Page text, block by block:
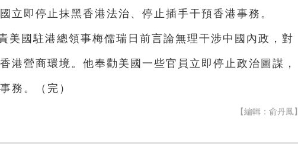
立即停止抹黑香港法治、停止插手干預香港事務。
美國駐港總領事梅儒瑞日前言論無理干涉中國內政，對
港營商環境。他奉勸美國一些官員立即停止政治圖謀，
務。（完）
【編輯：俞丹鳳】